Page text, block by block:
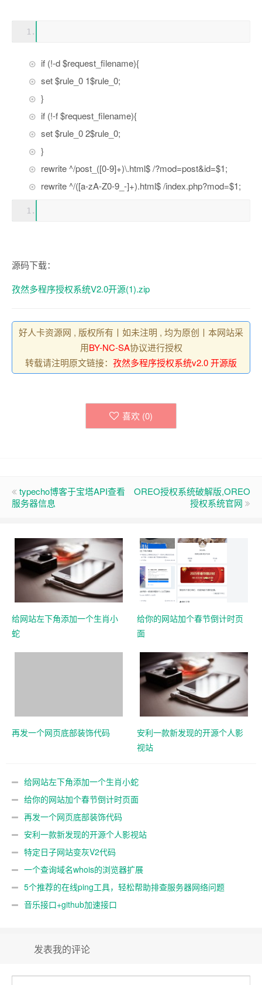
if (!-d $request_filename){
set $rule_0 1$rule_0;
}
if (!-f $request_filename){
set $rule_0 2$rule_0;
}
rewrite ^/post_([0-9]+)\.html$ /?mod=post&id=$1;
rewrite ^/([a-zA-Z0-9_-]+).html$ /index.php?mod=$1;
源码下载：
孜然多程序授权系统V2.0开源(1).zip
好人卡资源网 , 版权所有丨如未注明 , 均为原创丨本网站采
用BY-NC-SA协议进行授权
转载请注明原文链接： 孜然多程序授权系统v2.0 开源版
喜欢 (0)
typecho博客于宝塔API查看
服务器信息
OREO授权系统破解版,OREO
授权系统官网
给网站左下角添加一个生肖小
蛇
给你的网站加个春节倒计时页
面
再发一个网页底部装饰代码
安利一款新发现的开源个人影
视站
给网站左下角添加一个生肖小蛇
给你的网站加个春节倒计时页面
再发一个网页底部装饰代码
安利一款新发现的开源个人影视站
特定日子网站变灰V2代码
一个查询域名whois的浏览器扩展
5个推荐的在线ping工具，轻松帮助排查服务器网络问题
音乐接口+github加速接口
发表我的评论